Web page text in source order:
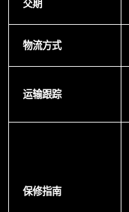
交期
物流方式
运输跟踪
保修指南